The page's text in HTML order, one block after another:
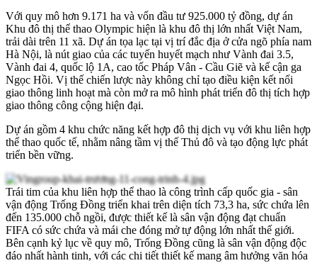
Với quy mô hơn 9.171 ha và vốn đầu tư 925.000 tỷ đồng, dự án
Khu đô thị thể thao Olympic hiện là khu đô thị lớn nhất Việt Nam,
trải dài trên 11 xã. Dự án tọa lạc tại vị trí đắc địa ở cửa ngõ phía nam
Hà Nội, là nút giao của các tuyến huyết mạch như Vành đai 3.5,
Vành đai 4, quốc lộ 1A, cao tốc Pháp Vân - Cầu Giẽ và kế cận ga
Ngọc Hồi. Vị thế chiến lược này không chỉ tạo điều kiện kết nối
giao thông linh hoạt mà còn mở ra mô hình phát triển đô thị tích hợp
giao thông công cộng hiện đại.
Dự án gồm 4 khu chức năng kết hợp đô thị dịch vụ với khu liên hợp
thể thao quốc tế, nhằm nâng tầm vị thế Thủ đô và tạo động lực phát
triển bền vững.
Trái tim của khu liên hợp thể thao là công trình cấp quốc gia - sân
vận động Trống Đồng triển khai trên diện tích 73,3 ha, sức chứa lên
đến 135.000 chỗ ngồi, được thiết kế là sân vận động đạt chuẩn
FIFA có sức chứa và mái che đóng mở tự động lớn nhất thế giới.
Bên cạnh kỷ lục về quy mô, Trống Đồng cũng là sân vận động độc
đáo nhất hành tinh, với các chi tiết thiết kế mang âm hưởng văn hóa